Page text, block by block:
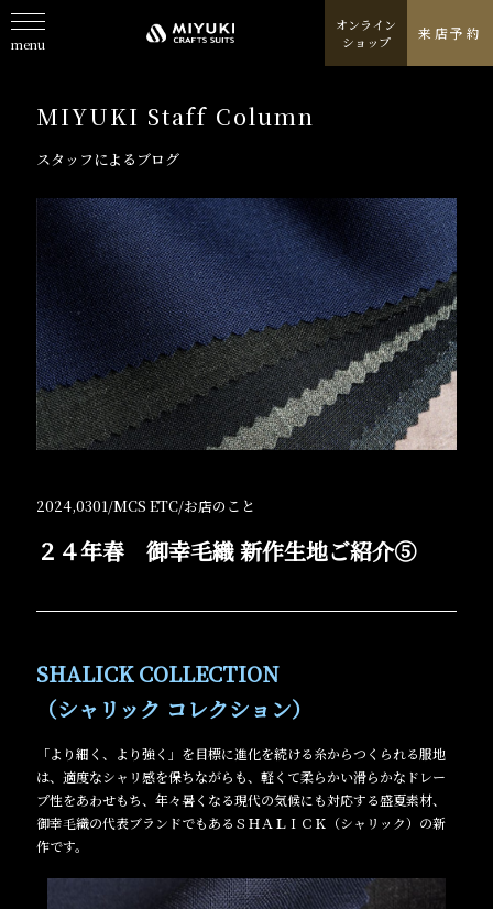
menu
オンライン
ショップ
来店予約
Line Up
取り扱いテキスタイルブランド
Column
スタッフが発信するコラム
Journal
特集ジャーナル/記事/よみもの
Shop
お店情報/ご予約
Online Shop
オンラインショップ
MIYUKI Staff Column
スタッフによるブログ
2024,0301/MCS ETC/お店のこと
２４年春 御幸毛織 新作生地ご紹介⑤
SHALICK COLLECTION
（シャリック コレクション）
「より細く、より強く」を目標に進化を続ける糸からつくられる服地
は、適度なシャリ感を保ちながらも、軽くて柔らかい滑らかなドレー
プ性をあわせもち、年々暑くなる現代の気候にも対応する盛夏素材、
御幸毛織の代表ブランドでもあるＳＨＡＬＩＣＫ（シャリック）の新
作です。